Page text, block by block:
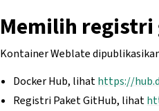
Memilih registri
Kontainer Weblate
Docker Hub, lihathttps://
Registri Paket GitHub, lihat